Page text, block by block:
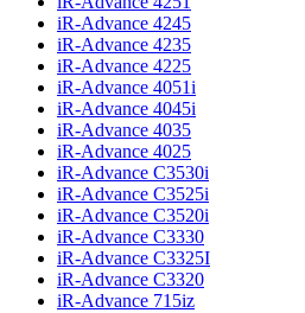
iR-Advance 4245
iR-Advance 4235
iR-Advance 4225
iR-Advance 4051i
iR-Advance 4045i
iR-Advance 4035
iR-Advance 4025
iR-Advance C3530i
iR-Advance C3525i
iR-Advance C3520i
iR-Advance C3330
iR-Advance C3325I
iR-Advance C3320
iR-Advance 715iz